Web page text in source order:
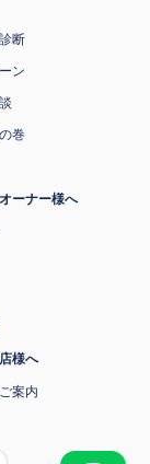
断
ン
巻
ーナー様へ
様へ
案内